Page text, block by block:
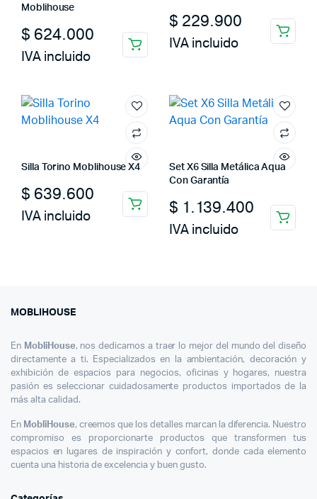
Moblihouse
$ 624.000
IVA incluido
$ 229.900
IVA incluido
Silla Torino Moblihouse X4
$ 639.600
IVA incluido
Set X6 Silla Metálica Aqua
Con Garantía
$ 1.139.400
IVA incluido
MOBLIHOUSE
En MobliHouse, nos dedicamos a traer lo mejor del mundo del diseño
directamente a ti. Especializados en la ambientación, decoración y
exhibición de espacios para negocios, oficinas y hogares, nuestra
pasión es seleccionar cuidadosamente productos importados de la
más alta calidad.
En MobliHouse, creemos que los detalles marcan la diferencia. Nuestro
compromiso es proporcionarte productos que transformen tus
espacios en lugares de inspiración y confort, donde cada elemento
cuenta una historia de excelencia y buen gusto.